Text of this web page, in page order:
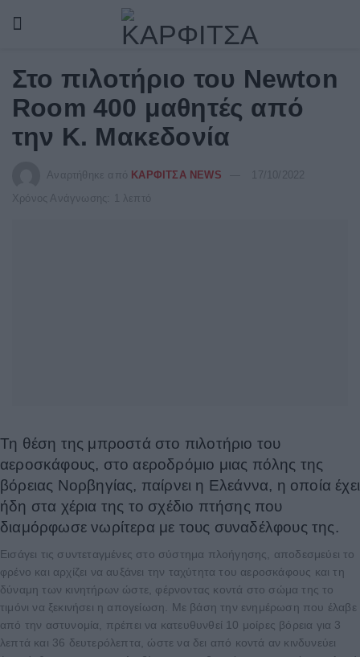
Στο πιλοτήριο του Newton
Room 400 μαθητές από
την Κ. Μακεδονία
Αναρτήθηκε από ΚΑΡΦΙΤΣΑ NEWS
17/10/2022
Χρόνος Ανάγνωσης: 1 λεπτό
Τη θέση της μπροστά στο πιλοτήριο του
αεροσκάφους, στο αεροδρόμιο μιας πόλης της
βόρειας Νορβηγίας, παίρνει η Ελεάννα, η οποία έχει
ήδη στα χέρια της το σχέδιο πτήσης που
διαμόρφωσε νωρίτερα με τους συναδέλφους της.
Εισάγει τις συντεταγμένες στο σύστημα πλοήγησης, αποδεσμεύει το
φρένο και αρχίζει να αυξάνει την ταχύτητα του αεροσκάφους και τη
δύναμη των κινητήρων ώστε, φέρνοντας κοντά στο σώμα της το
τιμόνι να ξεκινήσει η απογείωση. Με βάση την ενημέρωση που έλαβε
από την αστυνομία, πρέπει να κατευθυνθεί 10 μοίρες βόρεια για 3
λεπτά και 36 δευτερόλεπτα, ώστε να δει από κοντά αν κινδυνεύει